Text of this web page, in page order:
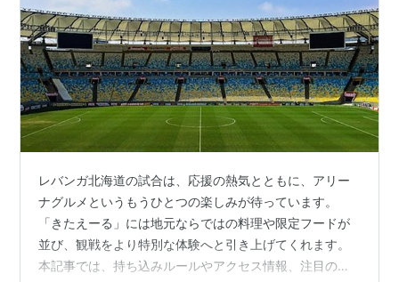
レバンガ北海道の試合は、応援の熱気とともに、アリー
ナグルメというもうひとつの楽しみが待っています。
「きたえーる」には地元ならではの料理や限定フードが
並び、観戦をより特別な体験へと引き上げてくれます。
本記事では、持ち込みルールやアクセス情報、注目のグ